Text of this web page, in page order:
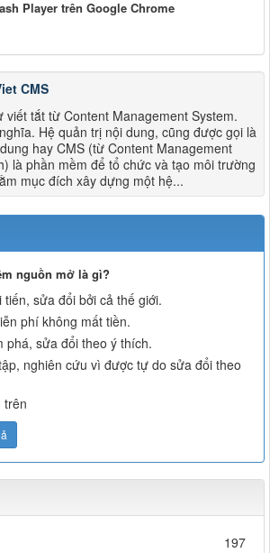
Player trên Google Chrome
CMS
viết tắt từ Content Management System.
Hệ quản trị nội dung, cũng được gọi là
hay CMS (từ Content Management
là phần mềm để tổ chức và tạo môi trường
mục đích xây dựng một hệ...
nguồn mở là gì?
tiến, sửa đổi bởi cả thế giới.
phí không mất tiền.
phá, sửa đổi theo ý thích.
nghiên cứu vì được tự do sửa đổi theo
trên
197